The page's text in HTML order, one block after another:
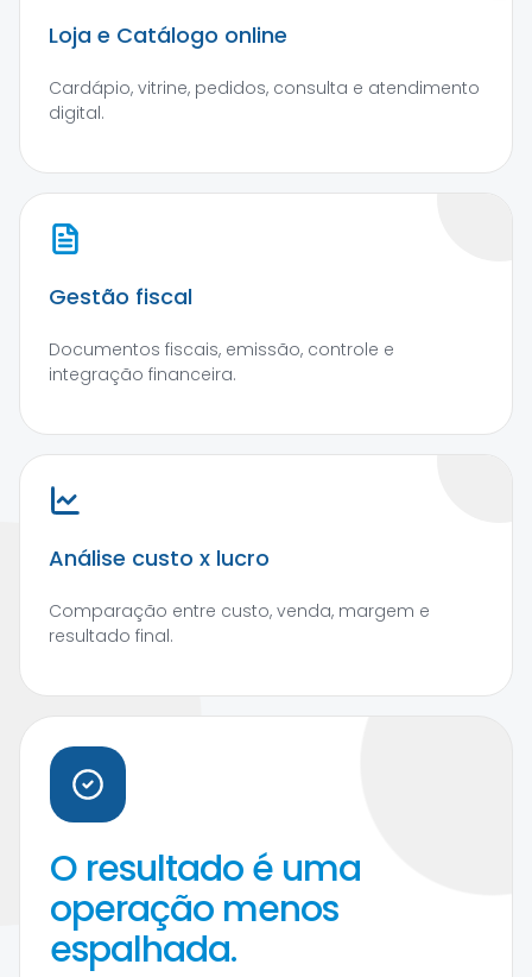
Loja e Catálogo online
Cardápio, vitrine, pedidos, consulta e atendimento
digital.
Gestão fiscal
Documentos fiscais, emissão, controle e
integração financeira.
Análise custo x lucro
Comparação entre custo, venda, margem e
resultado final.
O resultado é uma
operação menos
espalhada.